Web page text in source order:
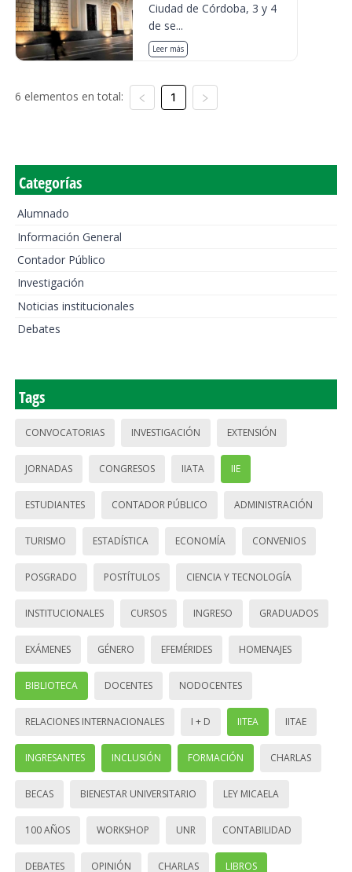
Ciudad de Córdoba, 3 y 4
de se...
Leer más
6 elementos en total: 1
Categorías
Alumnado
Información General
Contador Público
Investigación
Noticias institucionales
Debates
Tags
CONVOCATORIAS INVESTIGACIÓN EXTENSIÓN
JORNADAS CONGRESOS IIATA IIE
ESTUDIANTES CONTADOR PÚBLICO ADMINISTRACIÓN
TURISMO ESTADÍSTICA ECONOMÍA CONVENIOS
POSGRADO POSTÍTULOS CIENCIA Y TECNOLOGÍA
INSTITUCIONALES CURSOS INGRESO GRADUADOS
EXÁMENES GÉNERO EFEMÉRIDES HOMENAJES
BIBLIOTECA DOCENTES NODOCENTES
RELACIONES INTERNACIONALES I + D IITEA IITAE
INGRESANTES INCLUSIÓN FORMACIÓN CHARLAS
BECAS BIENESTAR UNIVERSITARIO LEY MICAELA
100 AÑOS WORKSHOP UNR CONTABILIDAD
DEBATES OPINIÓN CHARLAS LIBROS